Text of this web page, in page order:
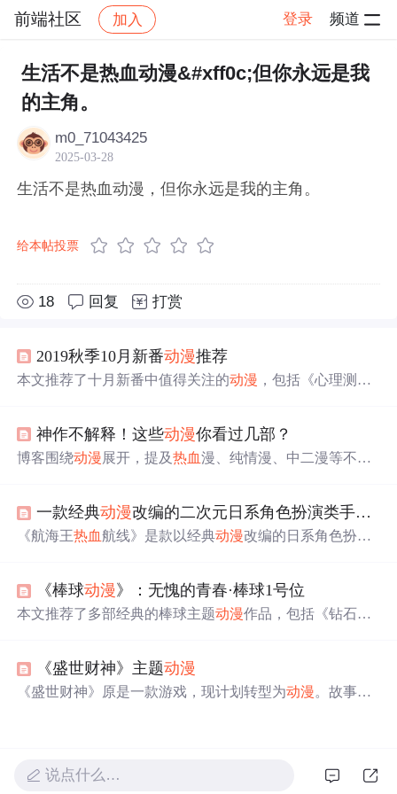
前端社区 加入 登录 频道
社区 前端社区 感慨 帖子详情
生活不是热血动漫&#xff0c;但你永远是我
的主角。
m0_71043425
2025-03-28
生活不是热血动漫，但你永远是我的主角。
给本帖投票
18 回复 打赏
2019秋季10月新番动漫推荐
本文推荐了十月新番中值得关注的动漫 ，包括《心理测量
涵盖了沙雕、热血 、侦探、恋爱等多个主题。
神作不解释！这些动漫你看过几部？
博客围绕动漫展开，提及热血漫、纯情漫、中二漫等不同
一款经典动漫改编的二次元日系角色扮演类手游——航海王
《航海王热血航线》是款以经典动漫改编的日系角色扮演
皮·机关枪】、【橡皮·抓】和【橡皮·攻城炮】。技能连招
如【橡皮·机关枪】+四段普攻+【橡皮·抓】+【橡皮·攻城
击，推荐使用【誓死捍卫名刀系列】和【被称为“暴君”】
的战意卡组，提升战力。
《棒球动漫 》：无愧的青春·棒球1号位
本文推荐了多部经典的棒球主题动漫作品，包括《钻石王
《盛世财神》主题动漫
《盛世财神》原是一款游戏，现计划转型为动漫。故事分
说点什么…